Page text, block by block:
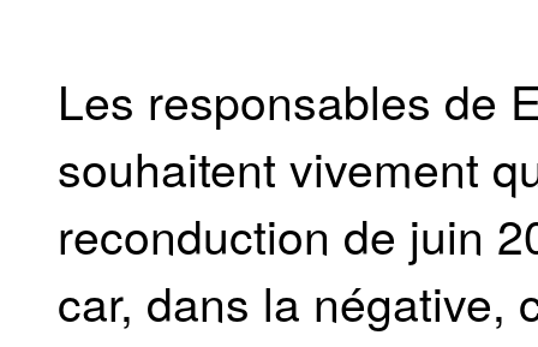
Les responsables de
souhaitent vivement
reconduction de juin
car, dans la négative,